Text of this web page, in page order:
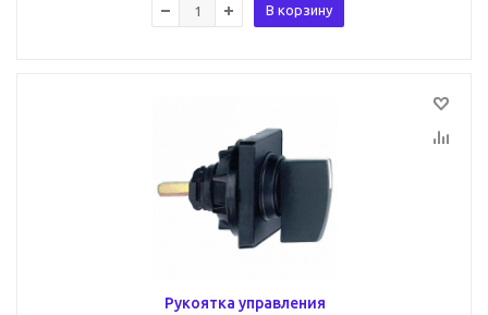
В корзину
Рукоятка управления